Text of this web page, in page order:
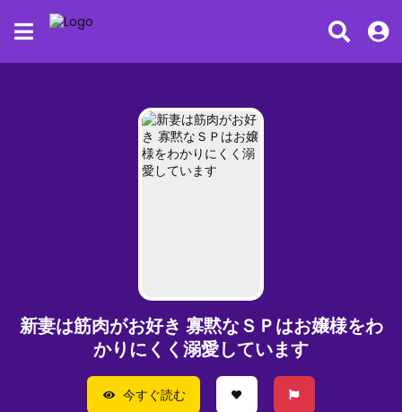
新妻は筋肉がお好き 寡黙なＳＰはお嬢様をわ
かりにくく溺愛しています
今すぐ読む